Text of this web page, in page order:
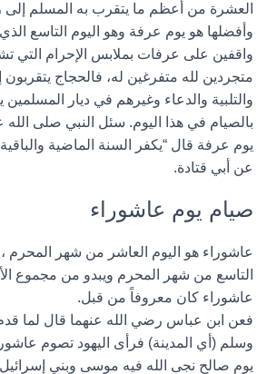
العشرة من أعظم ما يتقرب به المسلم إلى
وأفضلها هو يوم عرفة وهو اليوم التاسع
واقفين على عرفات بملابس الإحرام التي
متجردين لله متفرغين له، فالحجاج يتقربون
والتلبية والدعاء وغيرهم في ديار المسلمين
بالصيام في هذا اليوم. سئل النبي صلى
يوم عرفة قال “يكفر السنة الماضية
عن أبي قتادة.
صيام يوم عاشوراء
عاشوراء هو اليوم العاشر من شهر المحرم
التاسع من شهر المحرم ويبدو من مجموع
عاشوراء كان معروفاً من قبل.
فعن ابن عباس رضي الله عنهما قال لما
وسلم (أي المدينة) فرأى اليهود تصوم
يوم صالح نجى الله فيه موسى وبني